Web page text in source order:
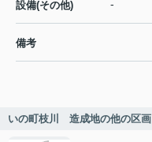
設備(その他) -
備考
いの町枝川 造成地の他の区画